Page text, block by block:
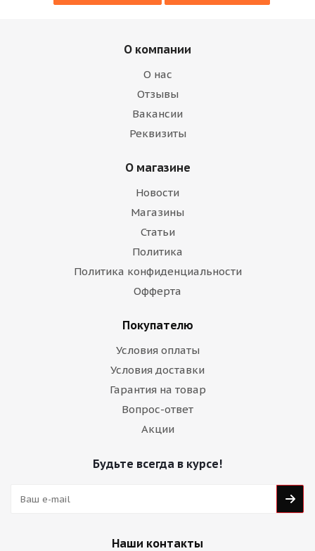
О компании
О нас
Отзывы
Вакансии
Реквизиты
О магазине
Новости
Магазины
Статьи
Политика
Политика конфиденциальности
Офферта
Покупателю
Условия оплаты
Условия доставки
Гарантия на товар
Вопрос-ответ
Акции
Будьте всегда в курсе!
Наши контакты